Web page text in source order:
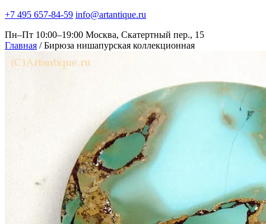
+7 495 657-84-59 info@artantique.ru
Пн–Пт 10:00–19:00 Москва, Скатертный пер., 15
Главная / Бирюза нишапурская коллекционная